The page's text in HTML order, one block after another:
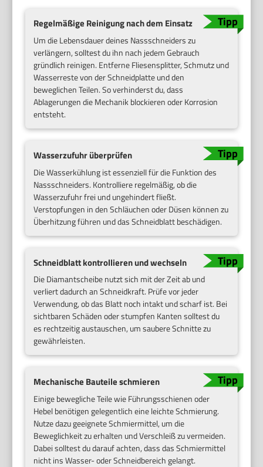
Regelmäßige Reinigung nach dem Einsatz
Um die Lebensdauer deines Nassschneiders zu
verlängern, solltest du ihn nach jedem Gebrauch
gründlich reinigen. Entferne Fliesensplitter, Schmutz und
Wasserreste von der Schneidplatte und den
beweglichen Teilen. So verhinderst du, dass
Ablagerungen die Mechanik blockieren oder Korrosion
entsteht.
Wasserzufuhr überprüfen
Die Wasserkühlung ist essenziell für die Funktion des
Nassschneiders. Kontrolliere regelmäßig, ob die
Wasserzufuhr frei und ungehindert fließt.
Verstopfungen in den Schläuchen oder Düsen können zu
Überhitzung führen und das Schneidblatt beschädigen.
Schneidblatt kontrollieren und wechseln
Die Diamantscheibe nutzt sich mit der Zeit ab und
verliert dadurch an Schneidkraft. Prüfe vor jeder
Verwendung, ob das Blatt noch intakt und scharf ist. Bei
sichtbaren Schäden oder stumpfen Kanten solltest du
es rechtzeitig austauschen, um saubere Schnitte zu
gewährleisten.
Mechanische Bauteile schmieren
Einige bewegliche Teile wie Führungsschienen oder
Hebel benötigen gelegentlich eine leichte Schmierung.
Nutze dazu geeignete Schmiermittel, um die
Beweglichkeit zu erhalten und Verschleiß zu vermeiden.
Dabei solltest du darauf achten, dass das Schmiermittel
nicht ins Wasser- oder Schneidbereich gelangt.